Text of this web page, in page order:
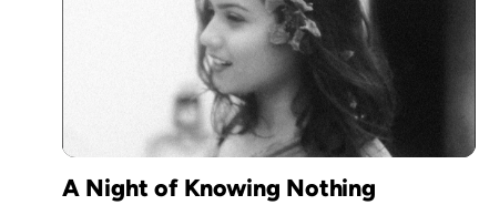
A Night of Knowing Nothing